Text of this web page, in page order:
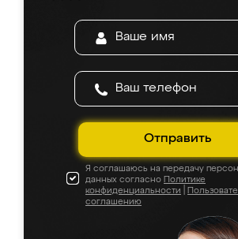
Отправить
Я соглашаюсь на передачу
данных согласно Политике
конфиденциальности
соглашению